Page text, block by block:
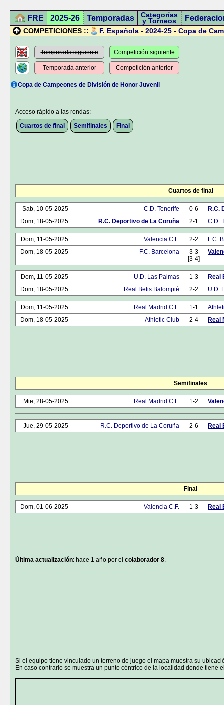
FRE 2025-26 Temporadas Categorías
y Torneos
COMPETICIONES :: F. Española - 2024-25 - Copa de
Temporada siguiente
Temporada anterior
Competición siguiente
Competición anterior
Copa de Campeones de División de Honor Juvenil
Acceso rápido a las rondas:
Cuartos de final
Semifinales Final
Cuartos de final
Sab, 10-05-2025 C.D. Tenerife 0-6
R.C.
Dom, 18-05-2025
R.C. Deportivo de La Coruña 2-1 C.D.
Dom, 11-05-2025 Valencia C.F. 2-2
F.C.
Dom, 18-05-2025
F.C. Barcelona
3-3
[3-4]
Dom, 11-05-2025 U.D. Las Palmas 1-3
Real
Dom, 18-05-2025
Real Betis Balompié 2-2 U.D.
Dom, 11-05-2025 Real Madrid C.F. 1-1
Dom, 18-05-2025
Athletic Club 2-4 Real
Semifinales
Mie, 28-05-2025 Real Madrid C.F. 1-2
Jue, 29-05-2025 R.C. Deportivo de La Coruña 2-6 Real
Final
Dom, 01-06-2025 Valencia C.F. 1-3 Real
Última actualización: hace 1 año por el colaborador 8.
Si el equipo tiene vinculado un terreno de juego el mapa muestra su
En caso contrario se muestra un punto céntrico de la localidad donde tiene